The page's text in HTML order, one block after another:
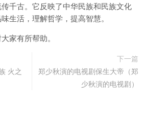
千古。它反映了中华民族和民族文化
生活，理解哲学，提高智慧。
家有所帮助。
火之
下一篇
郑少秋演的电视剧保生大帝（郑
少秋演的电视剧）